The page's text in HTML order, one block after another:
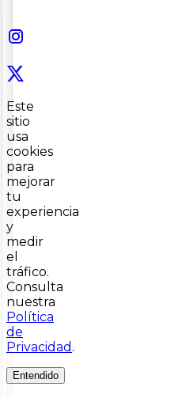
Este
sitio
usa
cookies
para
mejorar
tu
experiencia
y
medir
el
tráfico.
Consulta
nuestra
Política
de
Privacidad .
Entendido